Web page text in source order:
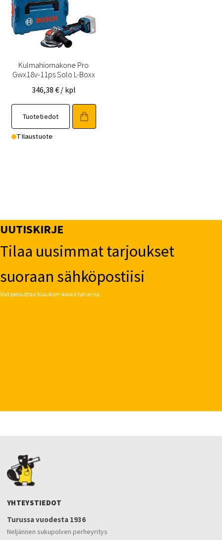
Kulmahiomakone Pro
Gwx18v-11ps Solo L-Boxx
346,38 € / kpl
Tuotetiedot
Tilaustuote
UUTISKIRJE
Tilaa uusimmat tarjoukset
suoraan sähköpostiisi
Voit peruuttaa tilauksen koska tahansa.
YHTEYSTIEDOT
Turussa vuodesta 1936
Neljännen sukupolven perheyritys